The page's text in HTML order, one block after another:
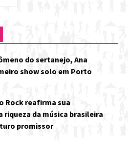
do sertanejo, Ana
show solo em Porto
Rock reafirma sua
riqueza da música brasileira
promissor